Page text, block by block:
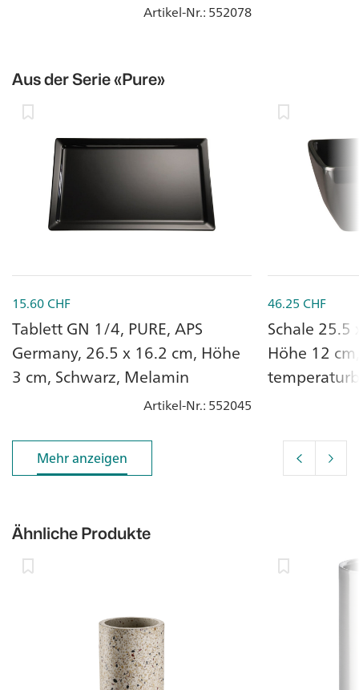
Artikel-Nr.: 552078
Aus der Serie«Pure»
15.60CHF
Tablett GN 1/4, PURE, APS
Germany, 26.5 x 16.2 cm, Höhe
3 cm, Schwarz, Melamin
Artikel-Nr.: 552045
46.25 CHF
Schale 25.5
Höhe 12
Mehr anzeigen
Mehr anzeigen
Ähnliche Produkte